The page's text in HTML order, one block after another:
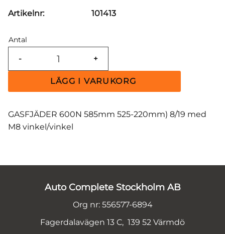
Antal
+
-
Artikelnr 101413
GASFJÄDER 600N 585mm 525-220mm) 8/19 med
M8 vinkel/vinkel
Auto Complete Stockholm AB
Org nr: 556577-6894
Fagerdalavägen 13 C, 139 52 Värmdö